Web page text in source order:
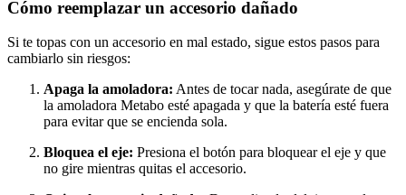
Cómo reemplazar un accesorio dañado
Si te topas con un accesorio en mal estado, sigue estos pasos para
cambiarlo sin riesgos:
Apaga la amoladora: Antes de tocar nada, asegúrate de que
la amoladora Metabo esté apagada y que la batería esté fuera
para evitar que se encienda sola.
Bloquea el eje: Presiona el botón para bloquear el eje y que
no gire mientras quitas el accesorio.